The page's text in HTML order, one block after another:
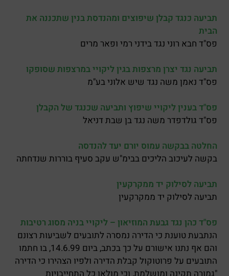
תביעה כנגד קבלן שיפוצים ומהנדסת בנין שתכננה את
הבית
פס"ד חבא רוני נגד בידני רמי ופאר מרים
תביעה נגד יצרן מרצפות בגין ליקויי במרצפות שסופקו
פס"ד נאמן משה נגד שיש אלוני בע"מ
פס"ד בענין ליקויי שיפוץ ותביעה שכנגד של הקבלן
פס"ד גולדפדר משה נגד בן שבת דניאל
החלטה בבקשה עמוס יורם יעד להנדסה
בקשה לעיכוב הליכים בבימ"ש עקב סעיף בוררות שנדחתה
תביעה לסילוק יד ממקרקעין
תביעה לסילוק יד ממקרקעין
פס"ד כהן נגד גבעת המוזיאון – ליקויי בניה מסוג רטיבות
הנתבעת טוענת כי הדירה נמסרה לתובעים לשביעות רצונם
והם אף נתנו אישורם על כך בכתב, ביום 14.6.99, בו חתמו
התובעים על פרוטוקול קבלת הדירה ולפיו הצהירו כי הדירה